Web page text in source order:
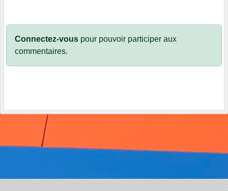
Connectez-vous pour pouvoir participer aux
commentaires.